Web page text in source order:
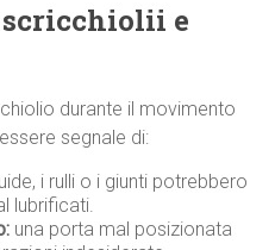
e
durante il movimento
segnale di:
i rulli o i giunti potrebbero
lubrificati.
una porta mal posizionata